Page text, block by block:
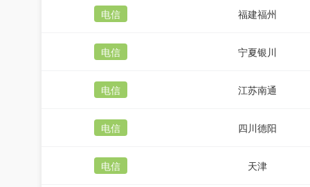
电信 福建福州
电信 宁夏银川
电信 江苏南通
电信 四川德阳
电信 天津